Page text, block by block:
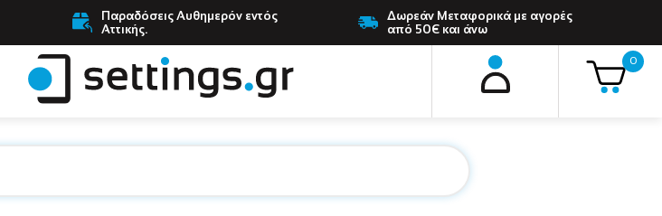
Παραδόσεις Αυθημερόν εντός
Αττικής.
Δωρεάν Μεταφορικά με αγορές
από 50€ και άνω
0